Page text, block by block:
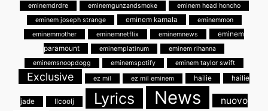
eminemdrdre
eminemgunzandsmoke
eminem head honcho
eminem joseph strange
eminem kamala
eminemmon
eminemmother
eminemnetflix eminemnews
eminem
paramount
eminemplatinum
eminem rihanna
eminemsnoopdogg
eminemspotify eminem taylor swift
Exclusive ez mil ez mil eminem hailie hailie
jade llcoolj Lyrics News
nuovo